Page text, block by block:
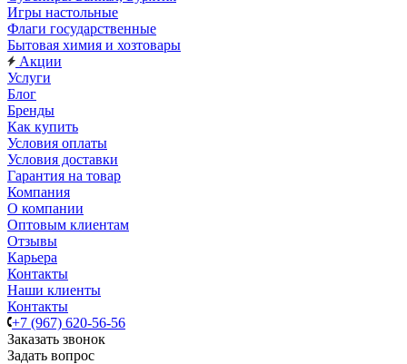
Игры настольные
Флаги государственные
Бытовая химия и хозтовары
Акции
Услуги
Блог
Бренды
Как купить
Условия оплаты
Условия доставки
Гарантия на товар
Компания
О компании
Оптовым клиентам
Отзывы
Карьера
Контакты
Наши клиенты
Контакты
+7 (967) 620-56-56
Заказать звонок
Задать вопрос